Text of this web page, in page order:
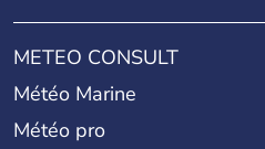
METEO CONSULT
Météo Marine
Météo pro